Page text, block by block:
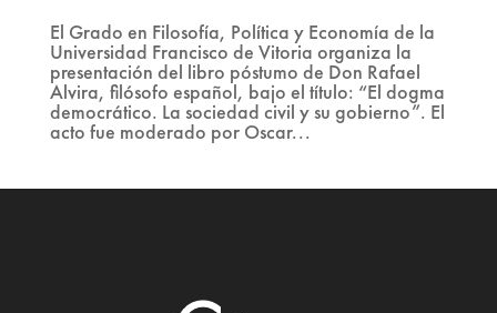
El Grado en Filosofía, Política y Economía de la
Universidad Francisco de Vitoria organiza la
presentación del libro póstumo de Don Rafael
Alvira, filósofo español, bajo el título: “El dogma
democrático. La sociedad civil y su gobierno”. El
acto fue moderado por Oscar...